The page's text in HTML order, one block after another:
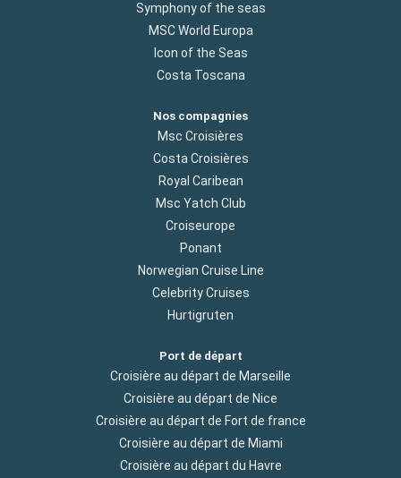
Symphony of the seas
MSC World Europa
Icon of the Seas
Costa Toscana
Nos compagnies
Msc Croisières
Costa Croisières
Royal Caribean
Msc Yatch Club
Croiseurope
Ponant
Norwegian Cruise Line
Celebrity Cruises
Hurtigruten
Port de départ
Croisière au départ de Marseille
Croisière au départ de Nice
Croisière au départ de Fort de france
Croisière au départ de Miami
Croisière au départ du Havre